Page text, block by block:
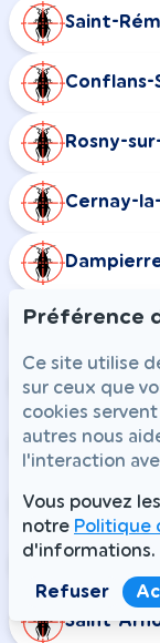
Saint-
Conflans-
Rosny-
Cernay-
La Celle-
Senlisse
Saint-
Préférence
Ce site utilise
sur ceux que
cookies
autres nous
l'interaction
Vous pouvez
notre Politique
d'informations.
Refuser